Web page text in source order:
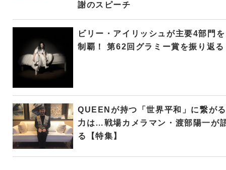
謝のスピーチ
ビリー・アイリッシュが主要4部門を
制覇！ 第62回グラミー賞を振り返る
QUEENが持つ「世界平和」に繋がる
力は…戦場カメラマン・渡部陽一が
る【特集】